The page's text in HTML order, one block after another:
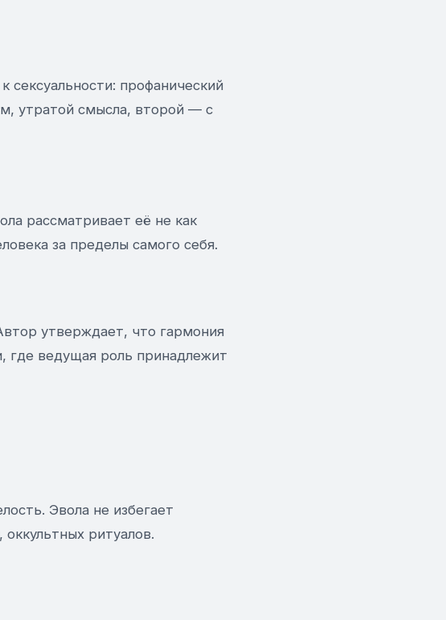
сексуальности: профанический
утратой смысла, второй — с
рассматривает её не как
за пределы самого себя.
утверждает, что гармония
где ведущая роль принадлежит
Эвола не избегает
ритуалов.